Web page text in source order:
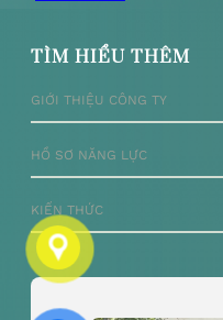
ế
m
TÌM HIỂU THÊM
GIỚI THIỆU CÔNG TY
HỒ SƠ NĂNG LỰC
KIẾN THỨC